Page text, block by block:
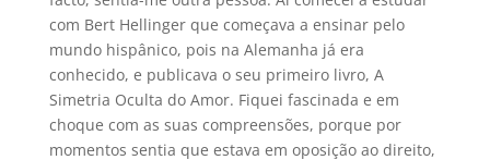
com Bert Hellinger que começava a ensinar pelo
mundo hispânico, pois na Alemanha já era
conhecido, e publicava o seu primeiro livro, A
Simetria Oculta do Amor. Fiquei fascinada e em
choque com as suas compreensões, porque por
momentos sentia que estava em oposição ao direito,